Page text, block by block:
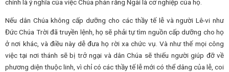
chính là ý nghĩa của việc Chúa phán rằng Ngài là cơ nghiệp của họ.
Nếu dân Chúa không cấp dưỡng cho các thầy tế lễ và người Lê-vi như
Đức Chúa Trời đã truyền lệnh, họ sẽ phải tự tìm nguồn cấp dưỡng cho họ
ở nơi khác, và điều này dễ đưa họ rời xa chức vụ. Và như thế mọi công
việc tại nơi thánh sẽ bị trở ngại và dân Chúa sẽ thiếu người giúp đỡ về
phương diện thuộc linh, vì chỉ có các thầy tế lễ mới có thể dâng của lễ, coi